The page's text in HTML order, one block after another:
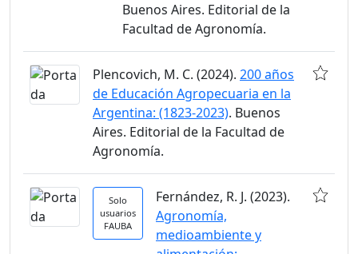
Buenos Aires. Editorial de la
Facultad de Agronomía.
Plencovich, M. C. (2024). 200 años
de Educación Agropecuaria en la
Argentina: (1823-2023). Buenos
Aires. Editorial de la Facultad de
Agronomía.
Solo
usuarios
FAUBA
Fernández, R. J. (2023).
Agronomía,
medioambiente y